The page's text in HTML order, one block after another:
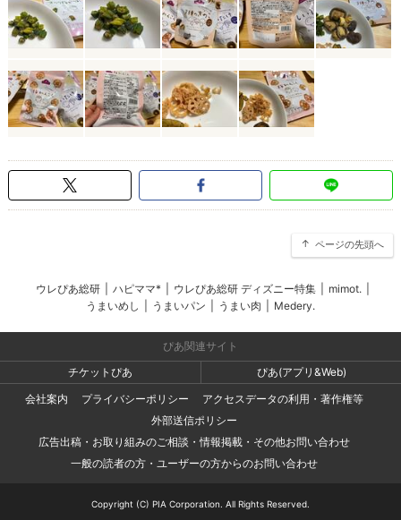
ページの先頭へ
ウレぴあ総研 ハピママ* ウレぴあ総研 ディズニー特集 mimot.
うまいめし
うまいパン うまい肉 Medery.
ぴあ関連サイト
チケットぴあ
ぴあ(アプリ&Web)
会社案内
プライバシーポリシー
アクセスデータの利用・著作権等
外部送信ポリシー
広告出稿・お取り組みのご相談・情報掲載・その他お問い合わせ
一般の読者の方・ユーザーの方からのお問い合わせ
Copyright (C) PIA Corporation. All Rights Reserved.